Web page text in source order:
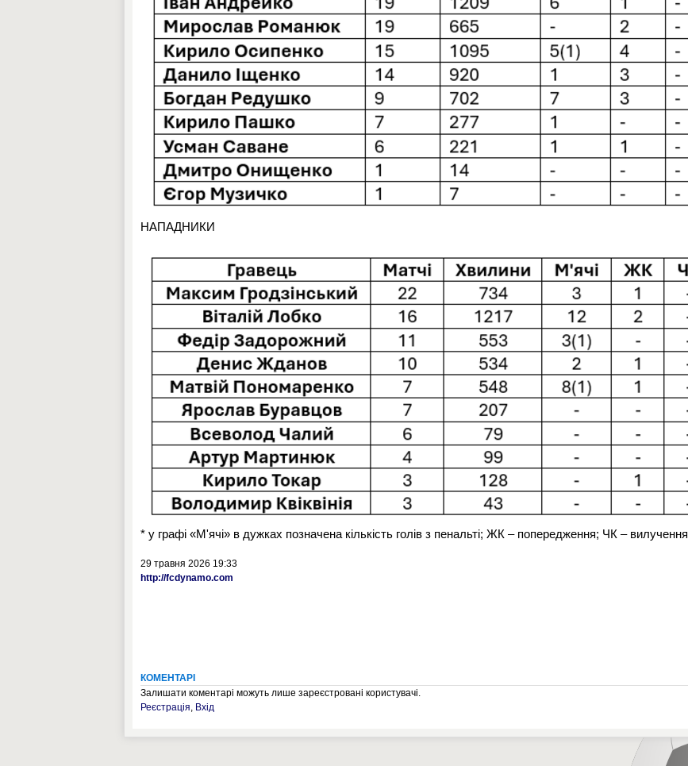
НАПАДНИКИ
* у графі «М'ячі» в дужках позначена кількість голів з пенальті; ЖК – попередження; ЧК – вилучення
29 травня 2026 19:33
http://fcdynamo.com
КОМЕНТАРІ
Залишати коментарі можуть лише зареєстровані користувачі.
Реєстрація, Вхід